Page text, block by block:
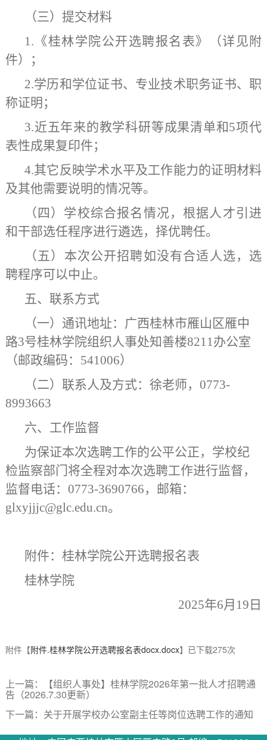
（三）提交材料
1.《桂林学院公开选聘报名表》（详见附
件）；
2.学历和学位证书、专业技术职务证书、职
称证明；
3.近五年来的教学科研等成果清单和5项代
表性成果复印件；
4.其它反映学术水平及工作能力的证明材料
及其他需要说明的情况等。
（四）学校综合报名情况，根据人才引进
和干部选任程序进行遴选，择优聘任。
（ 五 ）本次公开招聘如没有合适人选，选
聘程序可以中止。
五、联系方式
（一） 通讯地址：广西桂林市雁山区雁中
路3号桂林学院组织人事处知善楼821 1 办公室
（邮政编码： 541006）
（二）联系人 及方式： 徐老师， 0773-
8993663
六、工作监督
为保证本次选聘工作的公平公正， 学校纪
检监察部门将全程对本次选聘工作进行监督，
监督电话： 0773-3690766，邮箱：
glxyjjjc@glc.edu.cn。
附件： 桂林学院公开选聘报名表
桂林学院
2025年6月19日
附件【附件.桂林学院公开选聘报名表docx.docx】已下载275次
上一篇： 【组织人事处】桂林学院2026年第一批人才招聘通
告（2026.7.30更新）
下一篇： 关于开展学校办公室副主任等岗位选聘工作的通知